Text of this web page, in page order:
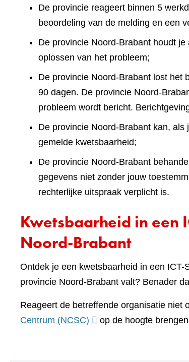
De provincie reageert binnen 5
beoordeling van de melding en een
De provincie Noord-Brabant houdt
oplossen van het probleem;
De provincie Noord-Brabant lost het
90 dagen. De provincie Noord-
probleem wordt bericht.
De provincie Noord-Brabant kan,
gemelde kwetsbaarheid;
De provincie Noord-Brabant
gegevens niet zonder jouw
rechterlijke uitspraak verplicht is.
Kwetsbaarheid in een
Noord-Brabant
Ontdek je een kwetsbaarheid in een
provincie Noord-Brabant valt? Benader
Reageert de betreffende organisatie niet
Centrum (NCSC) (verwijst
op de hoogte